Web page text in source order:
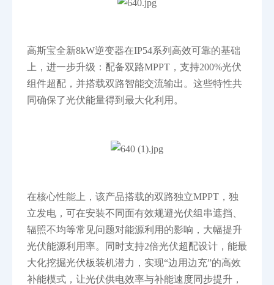
高斯宝全新8kW逆变器在IP54系列高效可靠的基础
上，进一步升级：配备双路MPPT，支持200%光伏
组件超配，并搭载双路智能交流输出。这些特性共
同确保了光伏能量得到最大化利用。
在核心性能上，该产品搭载的双路独立MPPT，独
立发电，可在安装不同面有效规避光伏组串遮挡、
辐照不均等常见问题对能源利用的影响，大幅提升
光伏能源利用率。同时支持2倍光伏超配设计，能最
大化挖掘光伏板装机潜力，实现“边用边充”的高效
补能模式，让光伏供电效率与补能速度同步提升，